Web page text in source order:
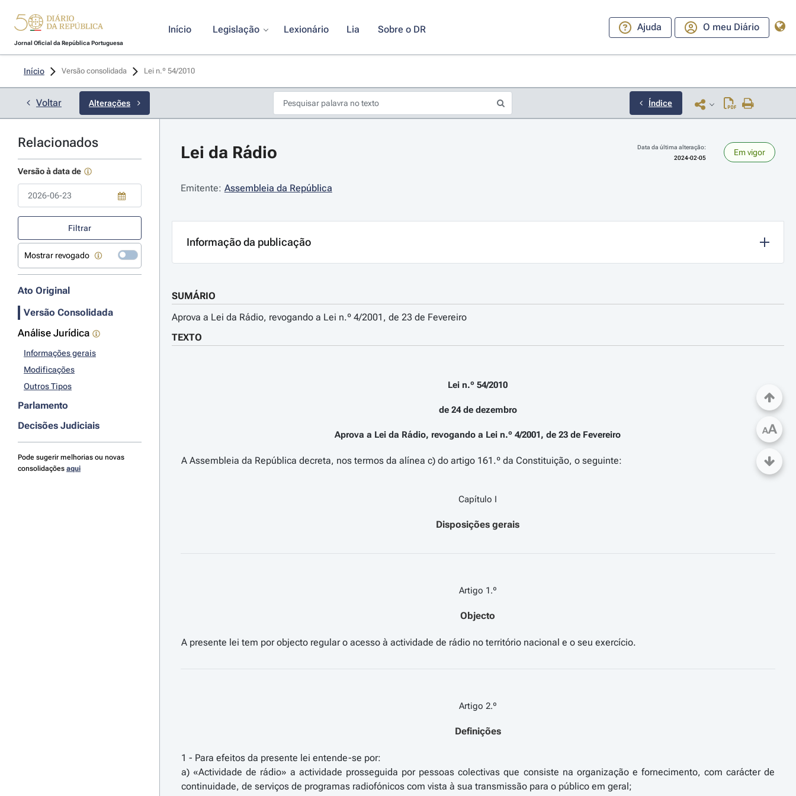
Jornal Oficial da República Portuguesa
Início Legislação Lexionário Lia Sobre o DR Ajuda O meu Diário
Início Versão consolidada Lei n.º 54/2010
Voltar Alterações Índice
Relacionados
Versão à data de
Filtrar
Mostrar revogado
Ato Original
Versão Consolidada
Análise Jurídica
Informações gerais
Modificações
Outros Tipos
Parlamento
Decisões Judiciais
Pode sugerir melhorias ou novas
consolidações aqui
Lei da Rádio
Data da última alteração:
2024-02-05
Em vigor
Emitente: Assembleia da República
Informação da publicação
SUMÁRIO
Aprova a Lei da Rádio, revogando a Lei n.º 4/2001, de 23 de Fevereiro
TEXTO
Lei n.º 54/2010
de 24 de dezembro
Aprova a Lei da Rádio, revogando a Lei n.º 4/2001, de 23 de Fevereiro
A Assembleia da República decreta, nos termos da alínea c) do artigo 161.º da Constituição, o seguinte:
Capítulo I
Disposições gerais
Artigo 1.º
Objecto
Artigo 2.º
Definições
1 - Para efeitos da presente lei entende-se por:
a) «Actividade de rádio» a actividade prosseguida por pessoas colectivas que consiste na organização e fornecimento, com carácter de
continuidade, de serviços de programas radiofónicos com vista à sua transmissão para o público em geral;
AA